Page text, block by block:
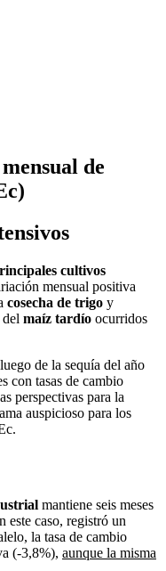
de
cultivos
mensual positiva
cosecha de trigo y
maíz tardío ocurridos
de la sequía del año
con tasas de cambio
perspectivas para la
auspicioso para los
mantiene seis meses
este caso, registró un
la tasa de cambio
(-3,8%), aunque la misma